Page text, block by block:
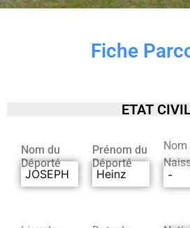
Fiche
ETAT
Nom du
Déporté
JOSEPH
Prénom du
Déporté
Heinz
Nom
-